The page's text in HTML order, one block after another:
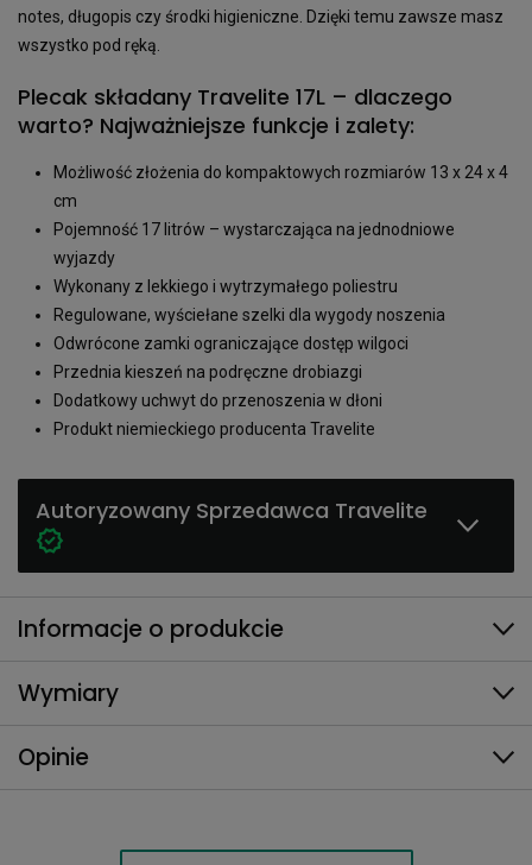
notes, długopis czy środki higieniczne. Dzięki temu zawsze masz
wszystko pod ręką.
Plecak składany Travelite 17L – dlaczego
warto? Najważniejsze funkcje i zalety:
Możliwość złożenia do kompaktowych rozmiarów 13 x 24 x 4
cm
Pojemność 17 litrów – wystarczająca na jednodniowe
wyjazdy
Wykonany z lekkiego i wytrzymałego poliestru
Regulowane, wyściełane szelki dla wygody noszenia
Odwrócone zamki ograniczające dostęp wilgoci
Przednia kieszeń na podręczne drobiazgi
Dodatkowy uchwyt do przenoszenia w dłoni
Produkt niemieckiego producenta Travelite
Autoryzowany Sprzedawca Travelite
Informacje o produkcie
Wymiary
Opinie